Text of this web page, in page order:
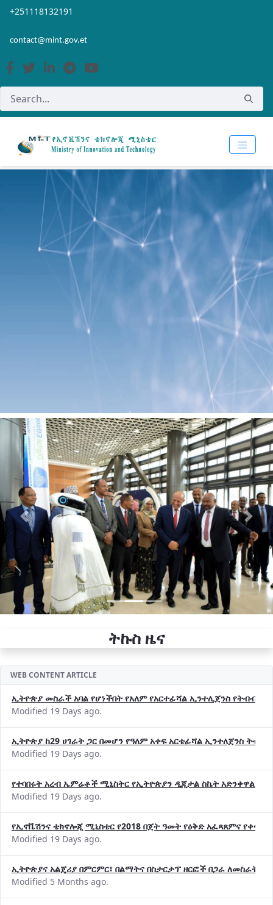
Skip to Main Content
Open Accessibility Menu
+251118132191
contact@mint.gov.et
Previous Next
ትኩስ ዜና
WEB CONTENT ARTICLE
ኢትዮጵያ መስራች አባል የሆነችበት የአለም የአርተፊሻል ኢንተሊጀንስ የትብብር
Modified 19 Days ago.
ኢትዮጵያ ከ29 ሀገራት ጋር በመሆን የዓለም አቀፍ አርቴፊሻል ኢንተለጀንስ
Modified 19 Days ago.
የተባበሩት አረብ ኤምሬቶች ሚኒስትር የኢትዮጵያን ዲጂታል ስኬት አድንቀዋል
Modified 19 Days ago.
የኢኖቬሽንና ቴክኖሎጂ ሚኒስቴር የ2018 በጀት ዓመት የዕቅድ አፈጻጸምና
Modified 19 Days ago.
ኢትዮጵያና አልጄሪያ በምርምር፣ በልማትና በስታርታፕ ዘርፎች በጋራ ለመስራት
Modified 5 Months ago.